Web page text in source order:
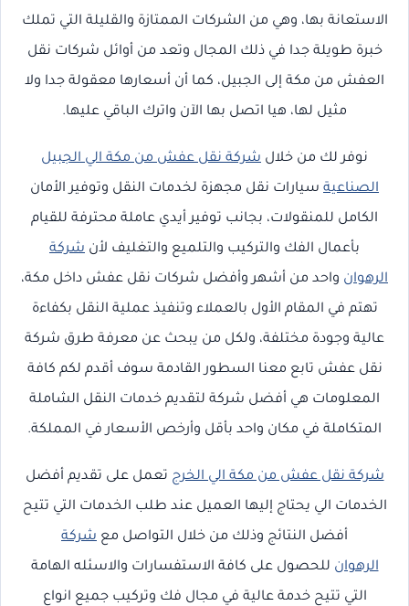
الاستعانة بها، وهي من الشركات الممتازة والقليلة التي تملك
خبرة طويلة جدا في ذلك المجال وتعد من أوائل شركات نقل
العفش من مكة إلى الجبيل، كما أن أسعارها معقولة جدا ولا
مثيل لها، هيا اتصل بها الآن واترك الباقي عليها.
نوفر لك من خلال شركة نقل عفش من مكة الي الجبيل
الصناعية سيارات نقل مجهزة لخدمات النقل وتوفير الأمان
الكامل للمنقولات، بجانب توفير أيدي عاملة محترفة للقيام
بأعمال الفك والتركيب والتلميع والتغليف لأن شركة
الرهوان واحد من أشهر وأفضل شركات نقل عفش داخل مكة،
تهتم في المقام الأول بالعملاء وتنفيذ عملية النقل بكفاءة
عالية وجودة مختلفة، ولكل من يبحث عن معرفة طرق شركة
نقل عفش تابع معنا السطور القادمة سوف أقدم لكم كافة
المعلومات هي أفضل شركة لتقديم خدمات النقل الشاملة
المتكاملة في مكان واحد بأقل وأرخص الأسعار في المملكة.
شركة نقل عفش من مكة الي الخرج تعمل على تقديم أفضل
الخدمات الي يحتاج إليها العميل عند طلب الخدمات التي تتيح
أفضل النتائج وذلك من خلال التواصل مع شركة
الرهوان للحصول على كافة الاستفسارات والاسئله الهامة
التي تتيح خدمة عالية في مجال فك وتركيب جميع انواع